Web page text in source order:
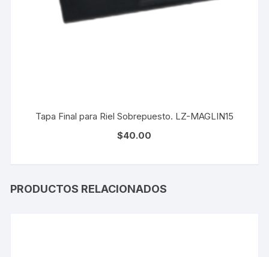
Tapa Final para Riel Sobrepuesto. LZ-MAGLIN15
$40.00
PRODUCTOS RELACIONADOS